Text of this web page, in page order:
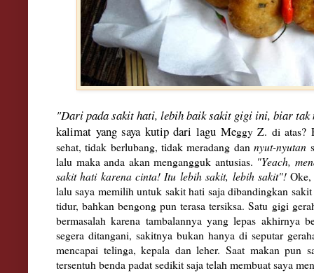
"Daripada sakit hati, lebih baik sakit gigi ini, biar tak
kalimat yang saya kutip dari lagu Meggy Z. di atas?
sehat, tidak berlubang, tidak meradang dannyut-nyutan
lalu maka anda akan mengangguk antusias. "Yeach,
sakit hati karena cinta! Itu lebih sakit, lebih sakit"!Oke,
lalu saya memilih untuk sakit hati saja dibandingkan
tidur, bahkan bengong pun terasa tersiksa. Satu gigi
bermasalah karena tambalannya yang lepas akhirnya
segera ditangani, sakitnya bukan hanya di seputar
mencapai telinga, kepala dan leher. Saat makan pun
tersentuh benda padat sedikit saja telah membuat saya